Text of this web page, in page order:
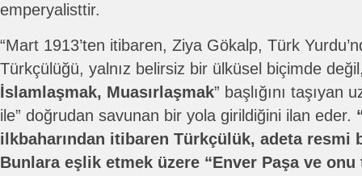
emperyalisttir.
“Mart 1913’ten itibaren, Ziya Gökalp, Türk
Türkçülüğü, yalnız belirsiz bir ülküsel biçimde
İslamlaşmak, Muasırlaşmak” başlığını taşıyan
ile” doğrudan savunan bir yola girildiğini ilan eder.
ilkbaharından itibaren Türkçülük, adeta resmi
Bunlara eşlik etmek üzere “Enver Paşa ve